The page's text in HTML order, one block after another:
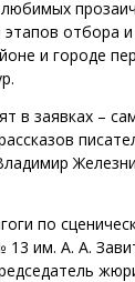
отбора
и городе
в заявках –
по
им. А. А.